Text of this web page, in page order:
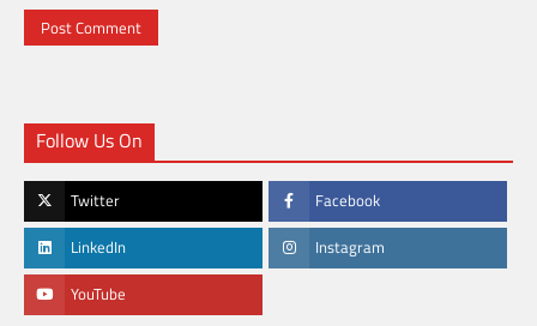
Follow Us On
Twitter Facebook
LinkedIn Instagram
YouTube